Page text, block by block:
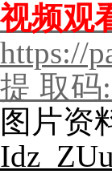
视频观
https://
提 取码
图片资